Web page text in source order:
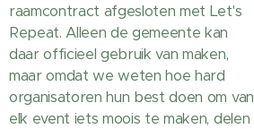
raamcontract afgesloten met Let's
Repeat. Alleen de gemeente kan
daar officieel gebruik van maken,
maar omdat we weten hoe hard
organisatoren hun best doen om van
elk event iets moois te maken, delen